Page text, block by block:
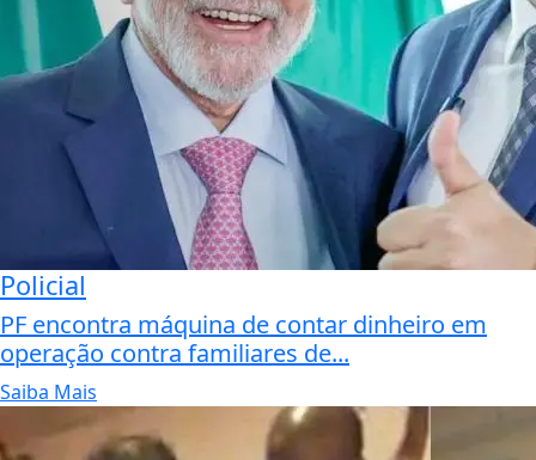
Policial
PF encontra máquina de contar dinheiro em
operação contra familiares de...
Saiba Mais